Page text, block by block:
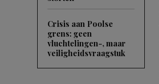
Crisis aan Poolse
grens: geen
vluchtelingen-, maar
veiligheidsvraagstuk